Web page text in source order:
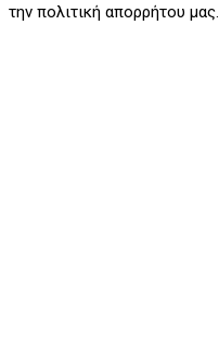
την πολιτική απορρήτου μας.